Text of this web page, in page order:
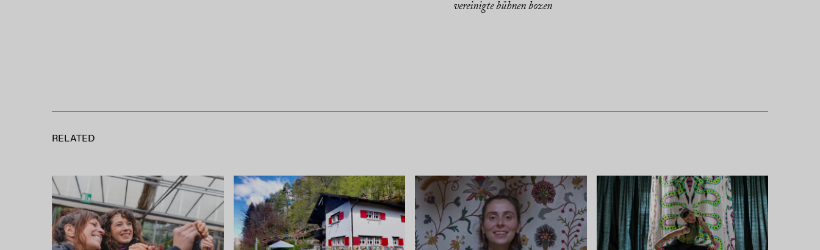
vereinigte bühnen bozen
RELATED